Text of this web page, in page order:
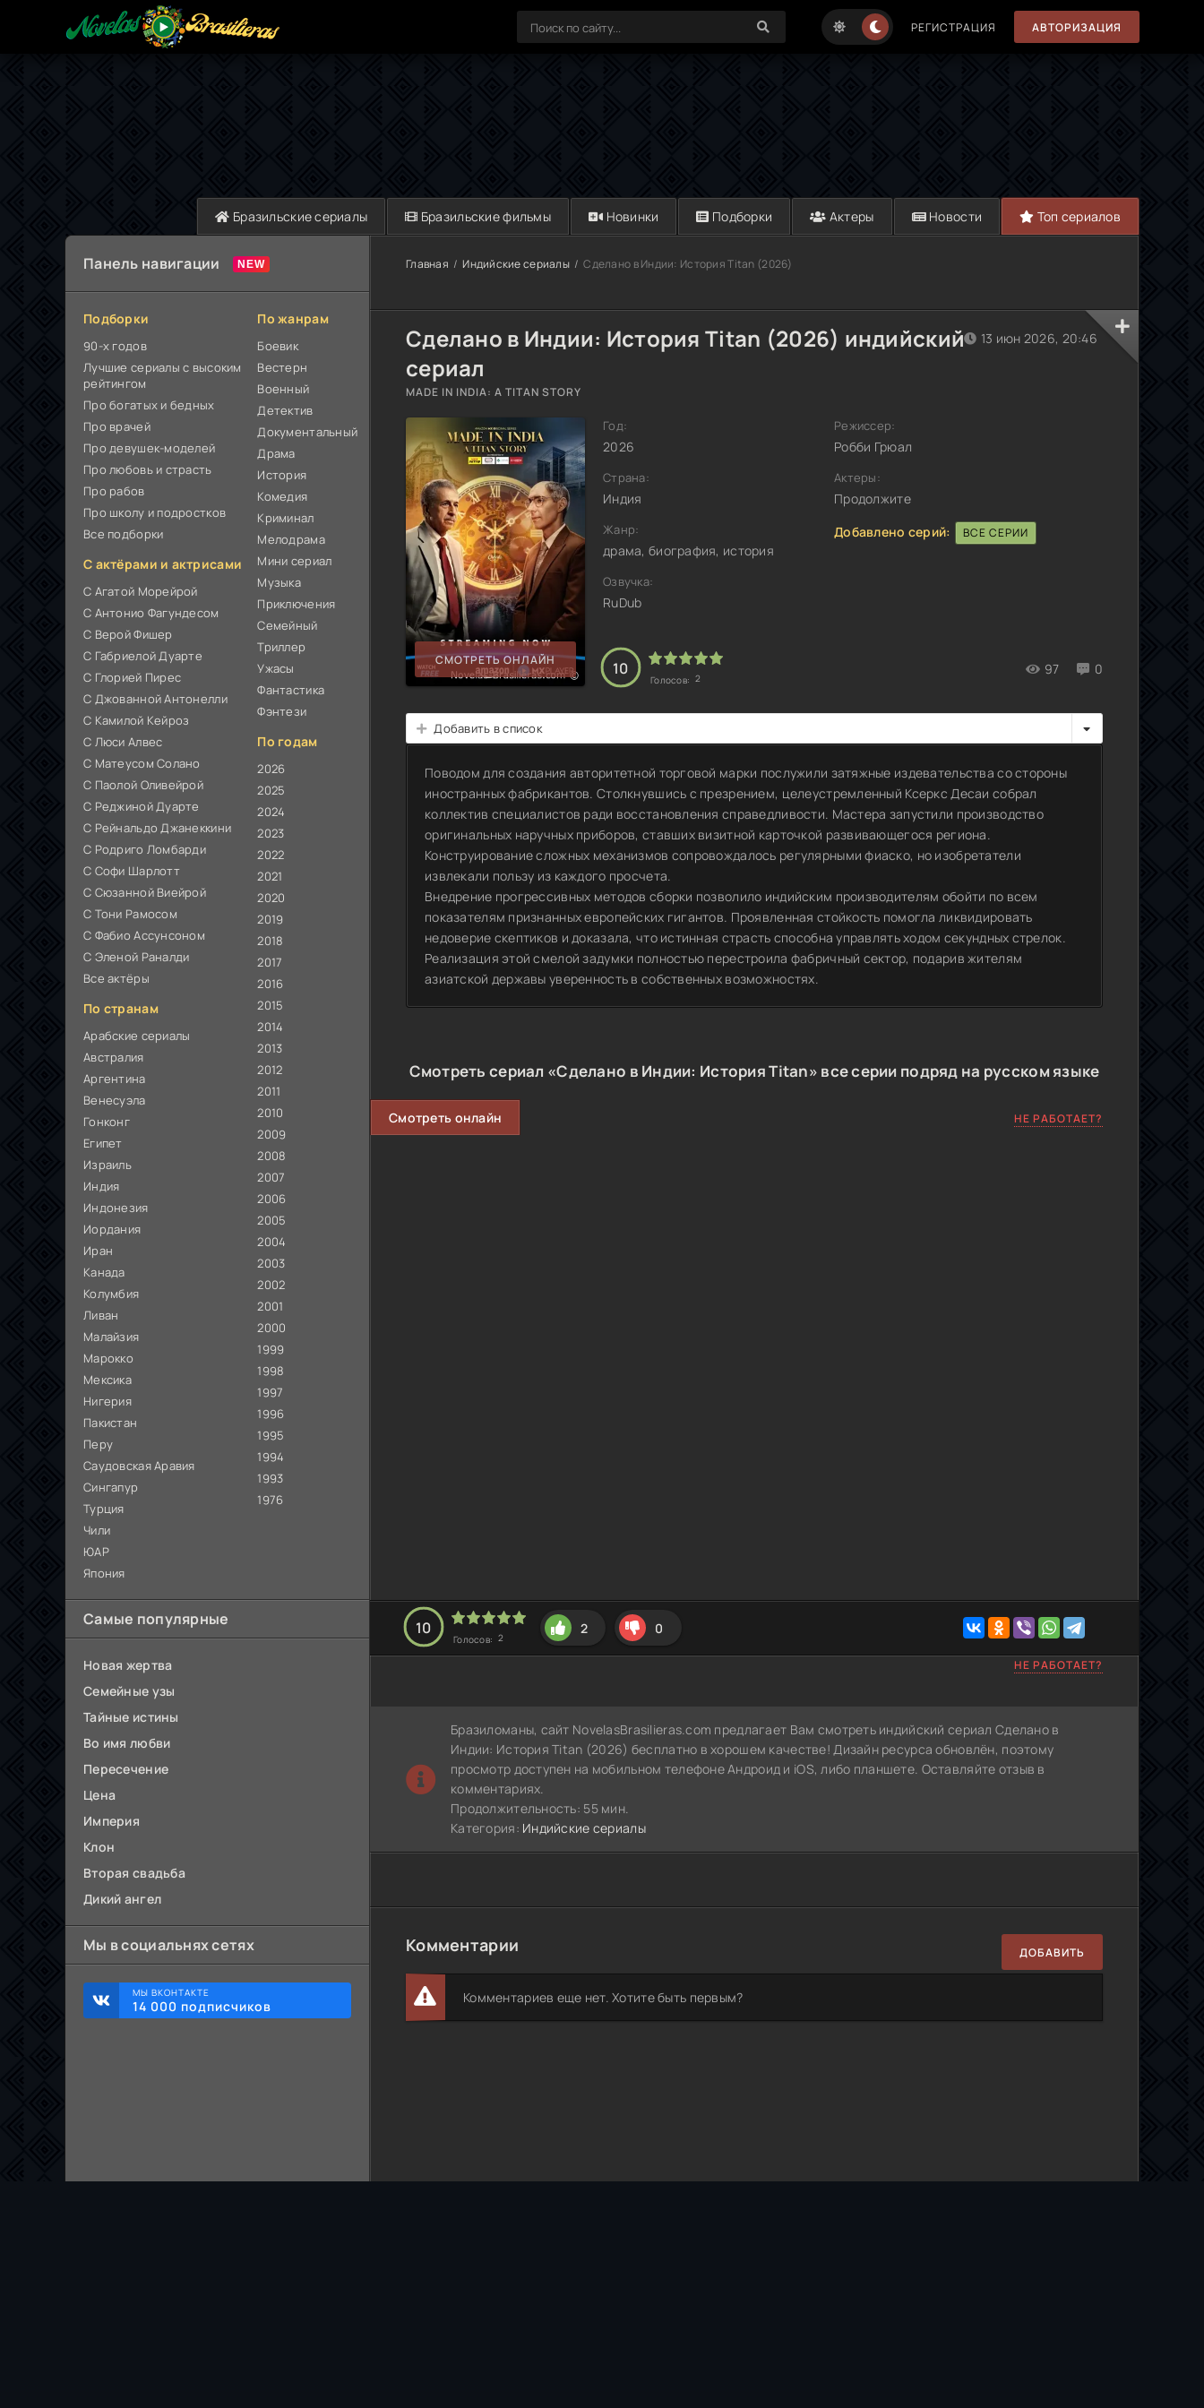
РЕГИСТРАЦИЯ АВТОРИЗАЦИЯ
Бразильские сериалы Бразильские фильмы Новинки Подборки Актеры Новости Топ сериалов
Панель навигации
Подборки
90-х годов
Лучшие сериалы с высоким
рейтингом
Про богатых и бедных
Про врачей
Про девушек-моделей
Про любовь и страсть
Про рабов
Про школу и подростков
Все подборки
С актёрами и актрисами
С Агатой Морейрой
С Антонио Фагундесом
С Верой Фишер
С Габриелой Дуарте
С Глорией Пирес
С Джованной Антонелли
С Камилой Кейроз
С Люси Алвес
С Матеусом Солано
С Паолой Оливейрой
С Реджиной Дуарте
С Рейнальдо Джанеккини
С Родриго Ломбарди
С Софи Шарлотт
С Сюзанной Виейрой
С Тони Рамосом
С Фабио Ассунсоном
С Эленой Раналди
Все актёры
По странам
Арабские сериалы
Австралия
Аргентина
Венесуэла
Гонконг
Египет
Израиль
Индия
Индонезия
Иордания
Иран
Канада
Колумбия
Ливан
Малайзия
Марокко
Мексика
Нигерия
Пакистан
Перу
Саудовская Аравия
Сингапур
Турция
Чили
ЮАР
Япония
По жанрам
Боевик
Вестерн
Военный
Детектив
Документальный
Драма
История
Комедия
Криминал
Мелодрама
Мини сериал
Музыка
Приключения
Семейный
Триллер
Ужасы
Фантастика
Фэнтези
По годам
2026
2025
2024
2023
2022
2021
2020
2019
2018
2017
2016
2015
2014
2013
2012
2011
2010
2009
2008
2007
2006
2005
2004
2003
2002
2001
2000
1999
1998
1997
1996
1995
1994
1993
1976
Самые популярные
Новая жертва
Семейные узы
Тайные истины
Во имя любви
Пересечение
Цена
Империя
Клон
Вторая свадьба
Дикий ангел
Мы в социальнях сетях
МЫ ВКОНТАКТЕ
14 000 подписчиков
Главная Индийские сериалы Сделано в Индии: История Titan (2026)
Сделано в Индии: История Titan (2026) индийский
сериал
MADE IN INDIA: A TITAN STORY
СМОТРЕТЬ ОНЛАЙН
Год:
2026
Страна:
Индия
Жанр:
драма, биография, история
Озвучка:
RuDub
10
Голосов: 2
97 0
13 июн 2026, 20:46
Режиссер:
Робби Грюал
Актеры:
Продолжите
Добавлено серий:
ВСЕ СЕРИИ
Добавить в список
Поводом для создания авторитетной торговой марки послужили затяжные издевательства со стороны
иностранных фабрикантов. Столкнувшись с презрением, целеустремленный Ксеркс Десаи собрал
коллектив специалистов ради восстановления справедливости. Мастера запустили производство
оригинальных наручных приборов, ставших визитной карточкой развивающегося региона.
Конструирование сложных механизмов сопровождалось регулярными фиаско, но изобретатели
извлекали пользу из каждого просчета.
Внедрение прогрессивных методов сборки позволило индийским производителям обойти по всем
показателям признанных европейских гигантов. Проявленная стойкость помогла ликвидировать
недоверие скептиков и доказала, что истинная страсть способна управлять ходом секундных стрелок.
Реализация этой смелой задумки полностью перестроила фабричный сектор, подарив жителям
азиатской державы уверенность в собственных возможностях.
Смотреть сериал «Сделано в Индии: История Titan» все серии подряд на русском языке
Смотреть онлайн НЕ РАБОТАЕТ?
10
Голосов: 2
2 0
НЕ РАБОТАЕТ?
Бразиломаны, сайт NovelasBrasilieras.com предлагает Вам смотреть индийский сериал Сделано в
Индии: История Titan (2026) бесплатно в хорошем качестве! Дизайн ресурса обновлён, поэтому
просмотр доступен на мобильном телефоне Андроид и iOS, либо планшете. Оставляйте отзыв в
комментариях.
Продолжительность: 55 мин.
Категория: Индийские сериалы
Комментарии ДОБАВИТЬ
Комментариев еще нет. Хотите быть первым?